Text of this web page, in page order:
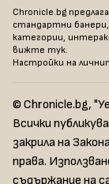
Chronicle.bg
стандартни
категории,
вижте тук.
Настройки на
© Chronicle.bg,
Всички
закрила на
права.
съдържание на